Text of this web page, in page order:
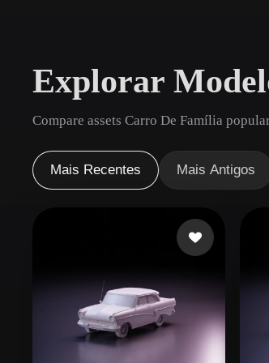
NFT Creation
Plug-Ins
Blender Unity Unreal
Hand-Painted Industrial
Explorar
Compare assets Carro De Família
Mais Recentes Mais Antigos